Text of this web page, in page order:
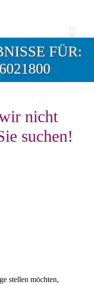
FÜR:
nicht
suchen!
stellen möchten,